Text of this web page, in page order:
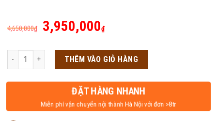
4,650,000₫
Giá
là:
4,650,000₫.
3,950,000₫Giá
tại
là:
3,950,000₫.
Bàn giám đốc chân sắt Flora 1m8 FL02 số lượng
THÊM VÀO GIỎ HÀNG
ĐẶT HÀNG NHANH
Miễn phí vận chuyển nội thành Hà Nội với đơn >8tr